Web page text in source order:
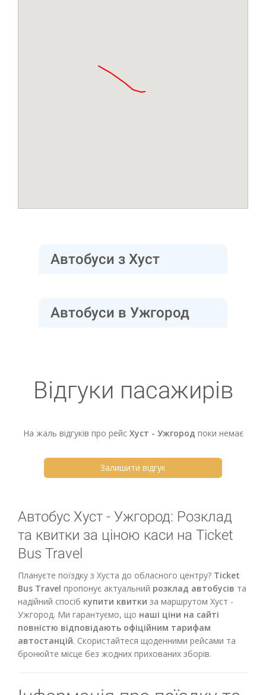
Автобуси з Хуст
Автобуси в Ужгород
Відгуки пасажирів
На жаль відгуків про рейс Хуст - Ужгород поки немає
Залишити відгук
Автобус Хуст - Ужгород: Розклад
та квитки за ціною каси на Ticket
Bus Travel
Плануєте поїздку з Хуста до обласного центру? Ticket
Bus Travel пропонує актуальний розклад автобусів та
надійний спосіб купити квитки за маршрутом Хуст -
Ужгород. Ми гарантуємо, що наші ціни на сайті
повністю відповідають офіційним тарифам
автостанцій. Скористайтеся щоденними рейсами та
бронюйте місце без жодних прихованих зборів.